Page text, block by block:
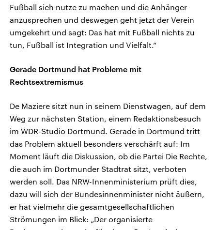
Fußball sich nutze zu machen und die Anhänger
anzusprechen und deswegen geht jetzt der Verein
umgekehrt und sagt: Das hat mit Fußball nichts zu
tun, Fußball ist Integration und Vielfalt.“
Gerade Dortmund hat Probleme mit
Rechtsextremismus
De Maziere sitzt nun in seinem Dienstwagen, auf dem
Weg zur nächsten Station, einem Redaktionsbesuch
im WDR-Studio Dortmund. Gerade in Dortmund tritt
das Problem aktuell besonders verschärft auf: Im
Moment läuft die Diskussion, ob die Partei Die Rechte,
die auch im Dortmunder Stadtrat sitzt, verboten
werden soll. Das NRW-Innenministerium prüft dies,
dazu will sich der Bundesinnenminister nicht äußern,
er hat vielmehr die gesamtgesellschaftlichen
Strömungen im Blick: „Der organisierte